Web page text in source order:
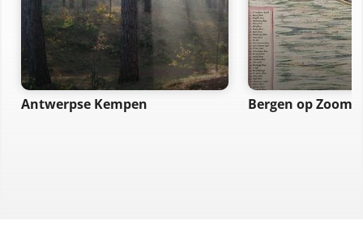
Antwerpse Kempen Bergen op Zoom